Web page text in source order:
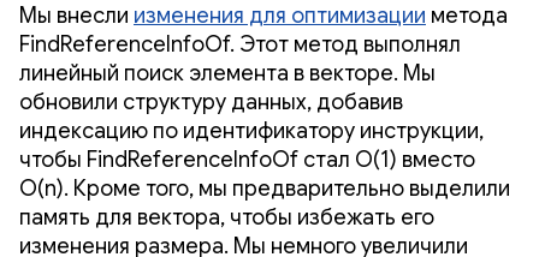
Мы внесли изменения для оптимизации метода
FindReferenceInfoOf. Этот метод выполнял
линейный поиск элемента в векторе. Мы
обновили структуру данных, добавив
индексацию по идентификатору инструкции,
чтобы FindReferenceInfoOf стал O(1) вместо
O(n). Кроме того, мы предварительно выделили
память для вектора, чтобы избежать его
изменения размера. Мы немного увеличили